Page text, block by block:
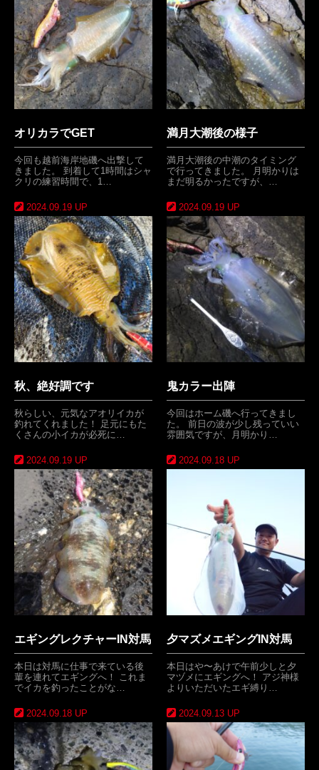
オリカラでGET
今回も越前海岸地磯へ出撃して
きました。 到着して1時間はシャ
クリの練習時間で、1…
満月大潮後の様子
満月大潮後の中潮のタイミング
で行ってきました。 月明かりは
まだ明るかったですが、…
2024.09.19 UP
秋、絶好調です
秋らしい、元気なアオリイカが
釣れてくれました！ 足元にもた
くさんの小イカが必死に…
2024.09.19 UP
鬼カラー出陣
今回はホーム磯へ行ってきまし
た。 前日の波が少し残っていい
雰囲気ですが、月明かり…
2024.09.19 UP
エギングレクチャーIN対馬
本日は対馬に仕事で来ている後
輩を連れてエギングへ！ これま
でイカを釣ったことがな…
2024.09.18 UP
夕マズメエギングIN対馬
本日はや〜あけで午前少しと夕
マヅメにエギングへ！ アジ神様
よりいただいたエギ縛り…
2024.09.18 UP 2024.09.13 UP